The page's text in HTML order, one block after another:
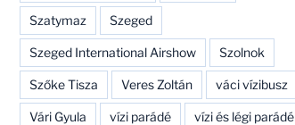
Szatymaz Szeged
Szeged International Airshow Szolnok
Szőke Tisza Veres Zoltán váci vízibusz
Vári Gyula vízi parádé vízi és légi parádé